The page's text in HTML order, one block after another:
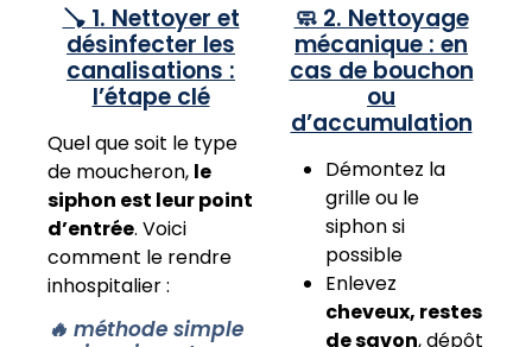
🪠 1. Nettoyer et
désinfecter les
canalisations :
l’étape clé
Quel que soit le type
de moucheron, le
siphon est leur point
d’entrée. Voici
comment le rendre
inhospitalier :
🔥 méthode simple
🧼 2. Nettoyage
mécanique : en
cas de bouchon
ou
d’accumulation
Démontez la
grille ou le
siphon si
possible
Enlevez
cheveux, restes
de savon, dépôt